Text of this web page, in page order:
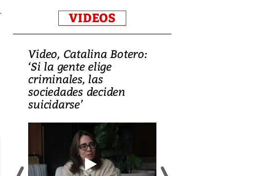
VIDEOS
Video, Catalina Botero:
‘Si la gente elige
criminales, las
sociedades deciden
suicidarse’